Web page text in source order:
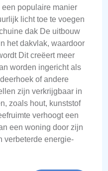
populaire manier
licht toe te voegen
dak De uitbouw
het dakvlak, waardoor
Dit creëert meer
worden ingericht als
of andere
zijn verkrijgbaar in
zoals hout, kunststof
verhoogt een
een woning door zijn
verbeterde energie-